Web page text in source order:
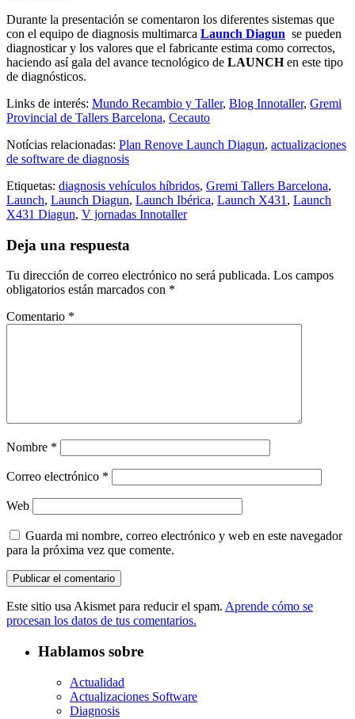
Durante la presentación se comentaron los diferentes sistemas que
con el equipo de diagnosis multimarca Launch Diagun se pueden
diagnosticar y los valores que el fabricante estima como correctos,
haciendo así gala del avance tecnológico de LAUNCHen este tipo
de diagnósticos.
Links de interés: Mundo Recambio y Taller, Blog Innotaller, Gremi
Provincial de Tallers Barcelona, Cecauto
Notícias relacionadas: Plan Renove Launch Diagun, actualizaciones
de software de diagnosis
Etiquetas: diagnosis vehículos híbridos, Gremi Tallers Barcelona,
Launch, Launch Diagun, Launch Ibérica, Launch X431 , Launch
X431 Diagun, V jornadas Innotaller
Deja una respuesta
Tu dirección de correo electrónico no será publicada. Los campos
obligatorios están marcados con *
Comentario *
Nombre *
Correo electrónico *
Web
Guarda mi nombre, correo electrónico y web en este navegador
para la próxima vez que comente.
Este sitio usa Akismet para reducir el spam. Aprende cómo se
procesan los datos de tus comentarios.
Hablamos sobre
Actualidad
Actualizaciones Software
Diagnosis